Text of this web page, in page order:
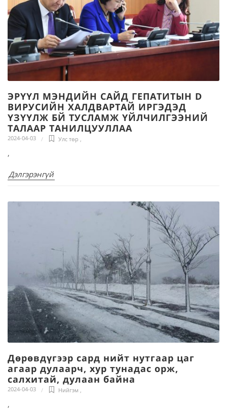
ЭРҮҮЛ МЭНДИЙН САЙД ГЕПАТИТЫН D
ВИРУСИЙН ХАЛДВАРТАЙ ИРГЭДЭД
ҮЗҮҮЛЖ БЙ ТУСЛАМЖ ҮЙЛЧИЛГЭЭНИЙ
ТАЛААР ТАНИЛЦУУЛЛАА
2024-04-03 Улс төр ,
,
Дэлгэрэнгүй
Дөрөвдүгээр сард нийт нутгаар цаг
агаар дулаарч, хур тунадас орж,
салхитай, дулаан байна
2024-04-03 Нийгэм ,
,